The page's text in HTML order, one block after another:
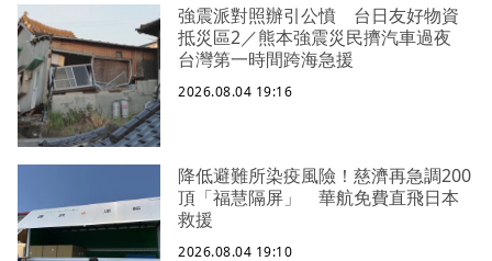
強震派對照辦引公憤 台日友好物資
抵災區2／熊本強震災民擠汽車過夜
台灣第一時間跨海急援
2026.08.04 19:16
降低避難所染疫風險！慈濟再急調200
頂「福慧隔屏」 華航免費直飛日本
救援
2026.08.04 19:10